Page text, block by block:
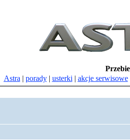
Astra | porady| usterki | akcje serwisowe